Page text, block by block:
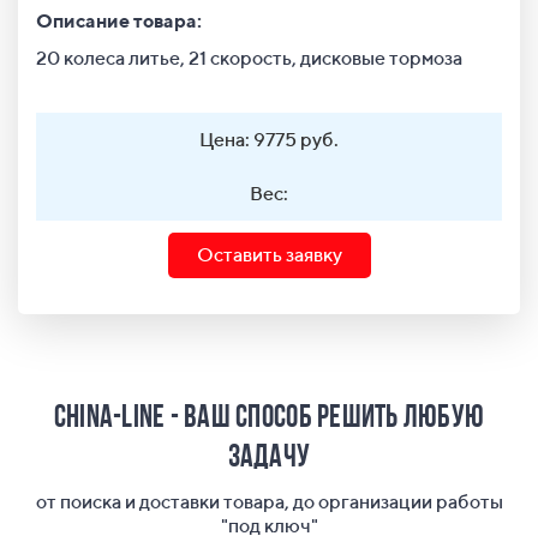
Описание товара:
20 колеса литье, 21 скорость, дисковые тормоза
Цена: 9775 руб.
Вес:
Оставить заявку
China-Line - ваш способ решить любую
задачу
от поиска и доставки товара, до организации работы
"под ключ"